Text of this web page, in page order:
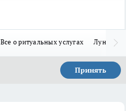
Все о ритуальных услугах Лунно-
Принять